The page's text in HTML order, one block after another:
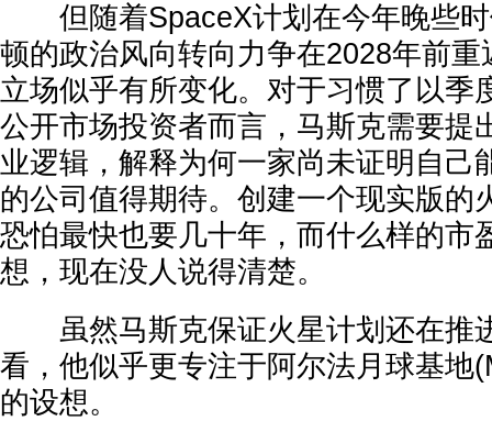
但随着SpaceX计划在今年晚些时
顿的政治风向转向力争在2028年前
立场似乎有所变化。对于习惯了以季
公开市场投资者而言，马斯克需要提
业逻辑，解释为何一家尚未证明自己
的公司值得期待。创建一个现实版的
恐怕最快也要几十年，而什么样的市
想，现在没人说得清楚。
虽然马斯克保证火星计划还在推
看，他似乎更专注于阿尔法月球基地
的设想。